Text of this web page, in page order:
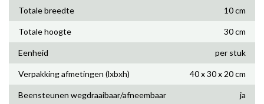
Totale breedte 10 cm
Totale hoogte 30 cm
Eenheid per stuk
Verpakking afmetingen (lxbxh) 40 x 30 x 20 cm
Beensteunen wegdraaibaar/afneembaar ja